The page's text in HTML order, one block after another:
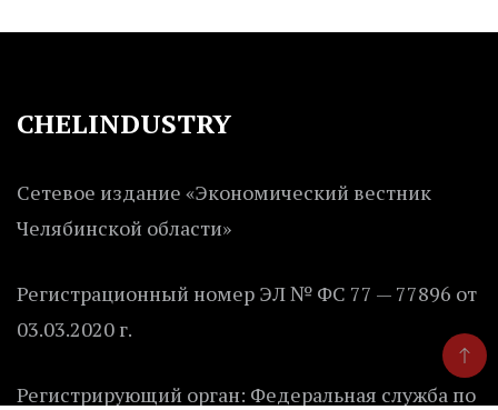
CHELINDUSTRY
Сетевое издание «Экономический вестник
Челябинской области»
Регистрационный номер ЭЛ № ФС 77 — 77896 от
03.03.2020 г.
Регистрирующий орган: Федеральная служба по